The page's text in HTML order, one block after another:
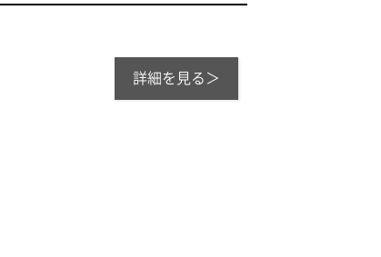
催されました。
詳細を見る＞